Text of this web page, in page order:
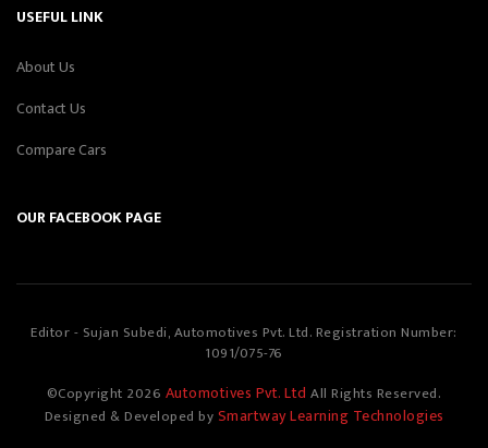
USEFUL LINK
About Us
Contact Us
Compare Cars
OUR FACEBOOK PAGE
Editor - Sujan Subedi, Automotives Pvt. Ltd. Registration Number:
1091/075-76
©Copyright 2026 Automotives Pvt. LtdAll Rights Reserved.
Designed & Developed bySmartway Learning Technologies